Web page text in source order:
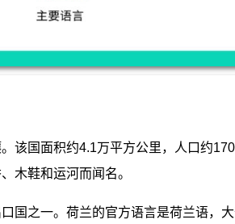
该国面积约4.1万平方公里，人口约
木鞋和运河而闻名。
国之一。荷兰的官方语言是荷兰语，